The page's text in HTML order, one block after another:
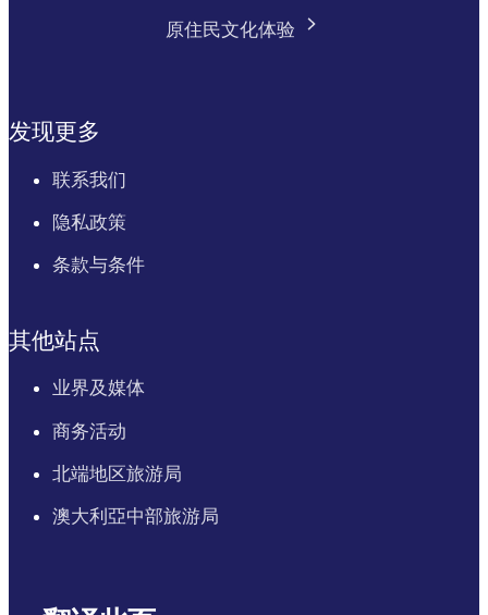
原住民文化体验
发现更多
联系我们
隐私政策
条款与条件
其他站点
业界及媒体
商务活动
北端地区旅游局
澳大利亞中部旅游局